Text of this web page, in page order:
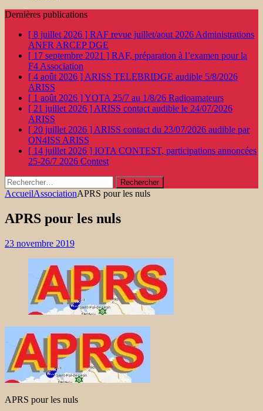
Dernières publications
[ 8 juillet 2026 ] RAF revue juillet/aout 2026 Administrations
ANFR ARCEP DGE
[ 17 septembre 2021 ] RAF, préparation à l’examen pour la
F4 Association
[ 4 août 2026 ] ARISS TELEBRIDGE audible 5/8/2026
ARISS
[ 1 août 2026 ]YOTA 25/7 au 1/8/26 Radioamateurs
[ 21 juillet 2026 ] ARISS contact audible le 24/07/2026
ARISS
[ 20 juillet 2026 ] ARISS contact du 23/07/2026 audible par
ON4ISS ARISS
[ 14 juillet 2026 ] IOTA CONTEST, participations annoncées
25-26/7 2026 Contest
Rechercher :
AccueilAssociationAPRS pour les nuls
APRS pour les nuls
23 novembre 2019
APRS pour les nuls